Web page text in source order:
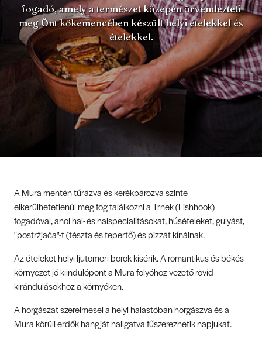
fogadó, amely a természet közepén örvendezteti
meg Önt kőkemencében készült helyi ételekkel és
ételekkel.
A Mura mentén túrázva és kerékpározva szinte
elkerülhetetlenül meg fog találkozni a Trnek (Fishhook)
fogadóval, ahol hal- és halspecialitásokat, húsételeket, gulyást,
"postržjača"-t (tészta és tepertő) és pizzát kínálnak.
Az ételeket helyi ljutomeri borok kísérik. A romantikus és békés
környezet jó kiindulópont a Mura folyóhoz vezető rövid
kirándulásokhoz a környéken.
A horgászat szerelmesei a helyi halastóban horgászva és a
Mura körüli erdők hangját hallgatva fűszerezhetik napjukat.